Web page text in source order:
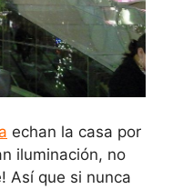
echan la casa por
iluminación, no
Así que si nunca